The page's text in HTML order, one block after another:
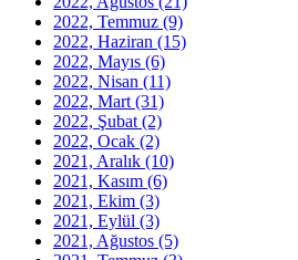
2022, Temmuz (9)
2022, Haziran (15)
2022, Mayıs (6)
2022, Nisan (11)
2022, Mart (31)
2022, Şubat (2)
2022, Ocak (2)
2021, Aralık (10)
2021, Kasım (6)
2021, Ekim (3)
2021, Eylül (3)
2021, Ağustos (5)